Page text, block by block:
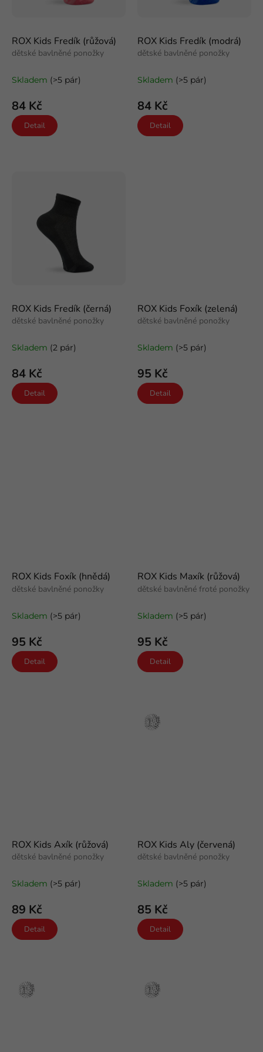
t
ů
ROX Kids Fredík (růžová)
dětské bavlněné ponožky
Skladem (>5 pár)
84 Kč
Detail
ROX Kids Fredík (modrá)
dětské bavlněné ponožky
Skladem (>5 pár)
84 Kč
Detail
ROX Kids Fredík (černá)
dětské bavlněné ponožky
Skladem (2 pár)
84 Kč
Detail
ROX Kids Foxík (zelená)
dětské bavlněné ponožky
Skladem (>5 pár)
95 Kč
Detail
ROX Kids Foxík (hnědá)
dětské bavlněné ponožky
Skladem (>5 pár)
95 Kč
Detail
ROX Kids Maxík (růžová)
dětské bavlněné froté ponožky
Skladem (>5 pár)
95 Kč
Detail
ROX Kids Axík (růžová)
dětské bavlněné ponožky
Skladem (>5 pár)
89 Kč
Detail
Stříbro
ROX Kids Aly (červená)
dětské bavlněné ponožky
Skladem (>5 pár)
85 Kč
Detail
Stříbro Stříbro